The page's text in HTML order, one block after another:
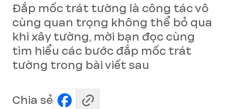
Đắp mốc trát tường là công tác vô
cùng quan trọng không thể bỏ qua
khi xây tường, mời bạn đọc cùng
tìm hiểu các bước đắp mốc trát
tường trong bài viết sau
Chia sẻ